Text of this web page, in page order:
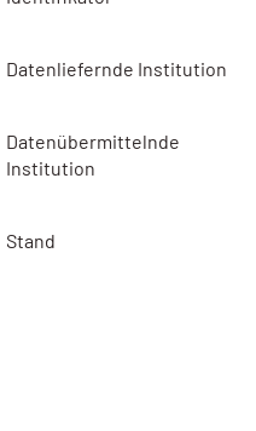
Datenliefernde Institution
Datenübermittelnde
Institution
Stand